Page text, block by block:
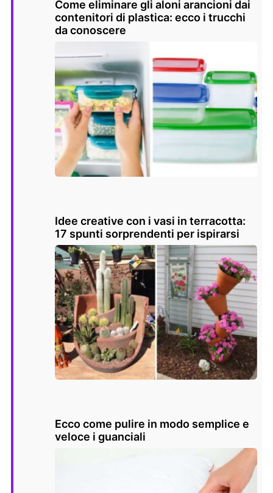
Come eliminare gli aloni arancioni dai
contenitori di plastica: ecco i trucchi
da conoscere
Idee creative con i vasi in terracotta:
17 spunti sorprendenti per ispirarsi
Ecco come pulire in modo semplice e
veloce i guanciali